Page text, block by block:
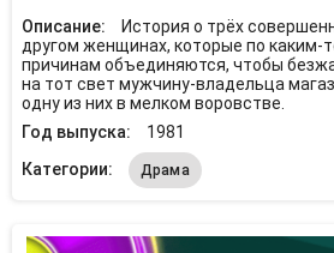
Описание:
История о трёх
другом женщинах, которые по каким-
причинам объединяются, чтобы
на тот свет мужчину-владельца
одну из них в мелком воровстве.
Год выпуска:
1981
Категории:
Драма